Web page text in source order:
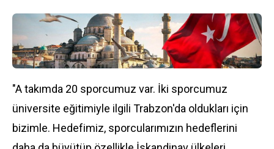
"A takımda 20 sporcumuz var. İki sporcumuz
üniversite eğitimiyle ilgili Trabzon'da oldukları için
bizimle. Hedefimiz, sporcularımızın hedeflerini